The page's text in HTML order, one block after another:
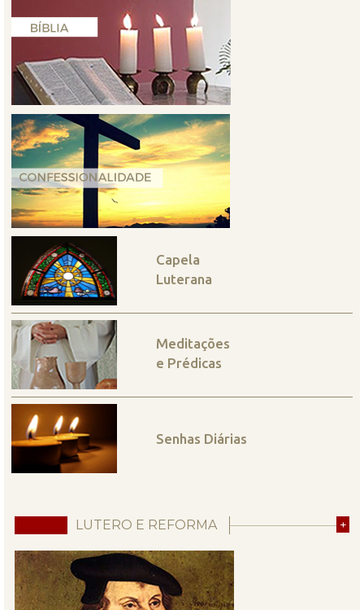
Capela
Luterana
Meditações
e Prédicas
Senhas Diárias
LUTERO E REFORMA +